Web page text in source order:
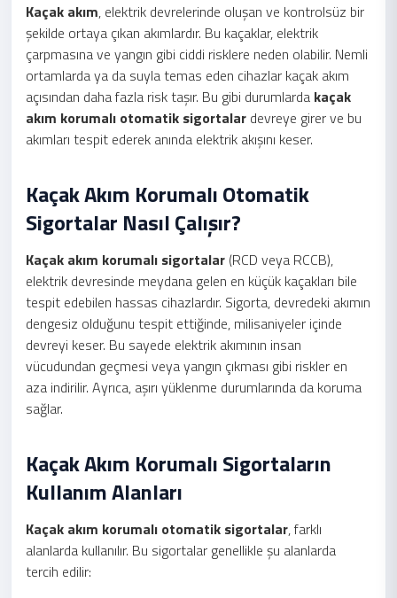
Kaçak akım, elektrik devrelerinde oluşan ve kontrolsüz bir
şekilde ortaya çıkan akımlardır. Bu kaçaklar, elektrik
çarpmasına ve yangın gibi ciddi risklere neden olabilir. Nemli
ortamlarda ya da suyla temas eden cihazlar kaçak akım
açısından daha fazla risk taşır. Bu gibi durumlarda kaçak
akım korumalı otomatik sigortalar devreye girer ve bu
akımları tespit ederek anında elektrik akışını keser.
Kaçak Akım Korumalı Otomatik
Sigortalar Nasıl Çalışır?
Kaçak akım korumalı sigortalar (RCD veya RCCB),
elektrik devresinde meydana gelen en küçük kaçakları bile
tespit edebilen hassas cihazlardır. Sigorta, devredeki akımın
dengesiz olduğunu tespit ettiğinde, milisaniyeler içinde
devreyi keser. Bu sayede elektrik akımının insan
vücudundan geçmesi veya yangın çıkması gibi riskler en
aza indirilir. Ayrıca, aşırı yüklenme durumlarında da koruma
sağlar.
Kaçak Akım Korumalı Sigortaların
Kullanım Alanları
Kaçak akım korumalı otomatik sigortalar, farklı
alanlarda kullanılır. Bu sigortalar genellikle şu alanlarda
tercih edilir: